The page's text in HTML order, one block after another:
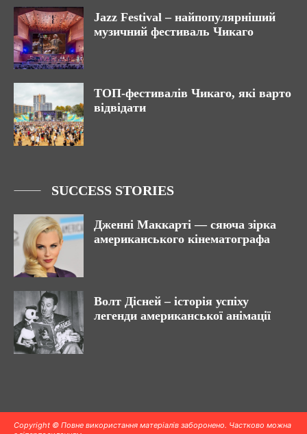
Jazz Festival – найпопулярніший
музичний фестиваль Чикаго
ТОП-фестивалів Чикаго, які варто
відвідати
SUCCESS STORIES
Дженні Маккарті — сяюча зірка
американського кінематографа
Волт Дісней – історія успіху
легенди американської анімації
Copyright © Повне використання матеріалів заборонено. Частково можна